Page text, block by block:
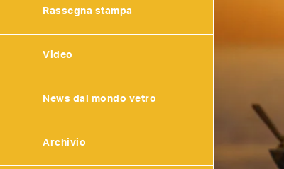
Rassegna stampa
Video
News dal mondo vetro
Archivio